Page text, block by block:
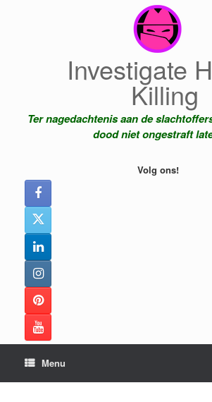
Investigate
Killing
Ter nagedachtenis aan de
dood niet ongestraft
Volg ons!
Menu